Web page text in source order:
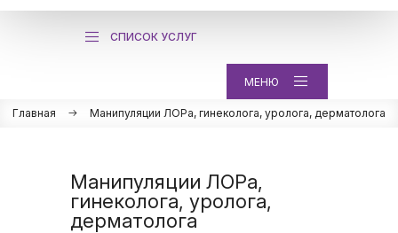
СПИСОК УСЛУГ
МЕНЮ
Главная Манипуляции ЛОРа, гинеколога, уролога, дерматолога
Манипуляции ЛОРа,
гинеколога, уролога,
дерматолога